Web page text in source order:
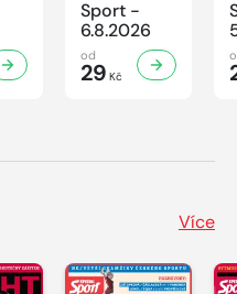
Sport -
6.8.2026
od
29 Kč
Více